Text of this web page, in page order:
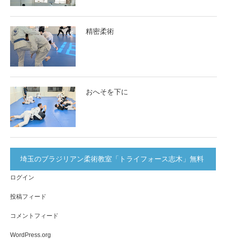
精密柔術
おへそを下に
埼玉のブラジリアン柔術教室「トライフォース志木」無料
体験実施中！
ログイン
投稿フィード
コメントフィード
WordPress.org